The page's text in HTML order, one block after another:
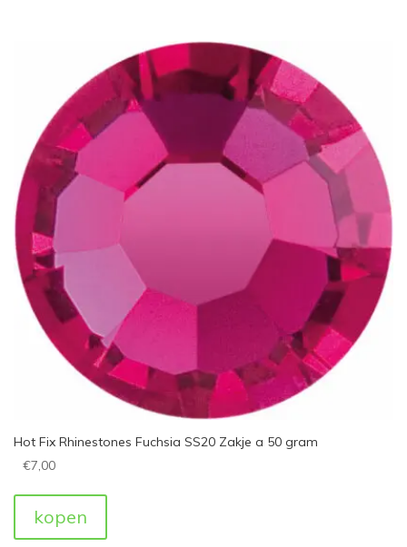
Hot Fix Rhinestones Fuchsia SS20 Zakje a 50 gram
€7,00
kopen